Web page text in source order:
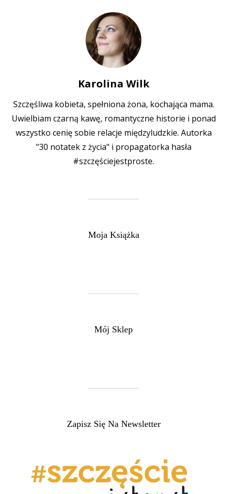
Karolina Wilk
Szczęśliwa kobieta, spełniona żona, kochająca mama.
Uwielbiam czarną kawę, romantyczne historie i ponad
wszystko cenię sobie relacje międzyludzkie. Autorka
"30 notatek z życia" i propagatorka hasła
#szczęściejestproste.
Moja Książka
Mój Sklep
Zapisz Się Na Newsletter